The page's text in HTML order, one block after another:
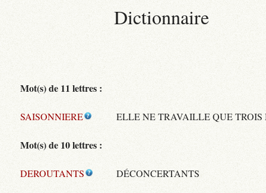
Dictionnaire
Mot(s) de 11 lettres :
SAISONNIERE ELLE NE TRAVAILLE QUE TROIS
Mot(s) de 10 lettres :
DEROUTANTS DÉCONCERTANTS